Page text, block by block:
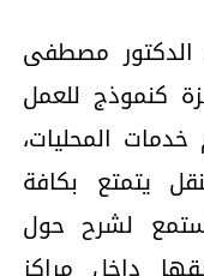
الدكتور مصطفى
كنموذج للعمل
المحليات،
يتمتع بكافة
استمع لشرح حول